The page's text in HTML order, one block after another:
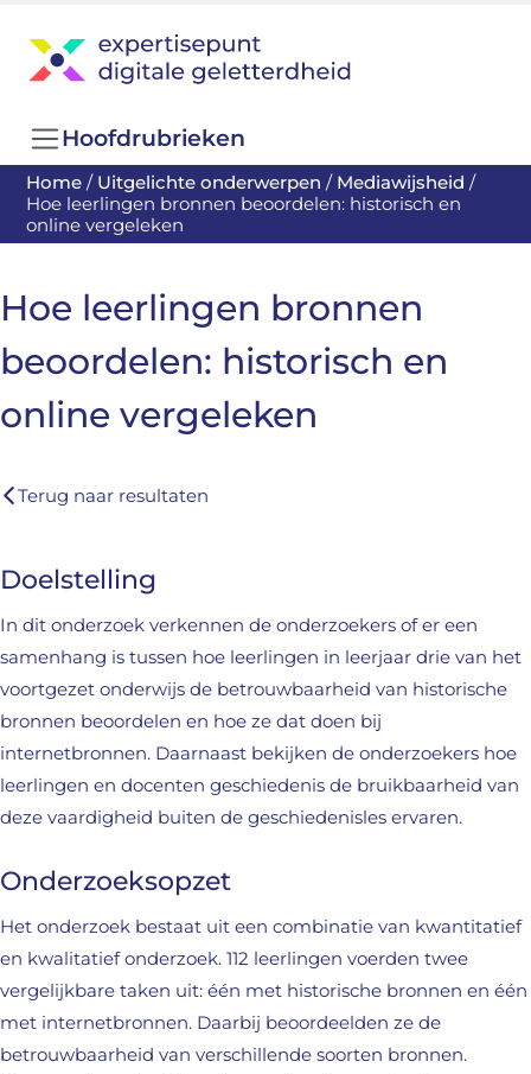
Hoofdrubrieken
Home / Uitgelichte onderwerpen / Mediawijsheid /
Hoe leerlingen bronnen beoordelen: historisch en
online vergeleken
Hoe leerlingen bronnen
beoordelen: historisch en
online vergeleken
Terug naar resultaten
Doelstelling
In dit onderzoek verkennen de onderzoekers of er een
samenhang is tussen hoe leerlingen in leerjaar drie van het
voortgezet onderwijs de betrouwbaarheid van historische
bronnen beoordelen en hoe ze dat doen bij
internetbronnen. Daarnaast bekijken de onderzoekers hoe
leerlingen en docenten geschiedenis de bruikbaarheid van
deze vaardigheid buiten de geschiedenisles ervaren.
Onderzoeksopzet
Het onderzoek bestaat uit een combinatie van kwantitatief
en kwalitatief onderzoek. 112 leerlingen voerden twee
vergelijkbare taken uit: één met historische bronnen en één
met internetbronnen. Daarbij beoordeelden ze de
betrouwbaarheid van verschillende soorten bronnen.